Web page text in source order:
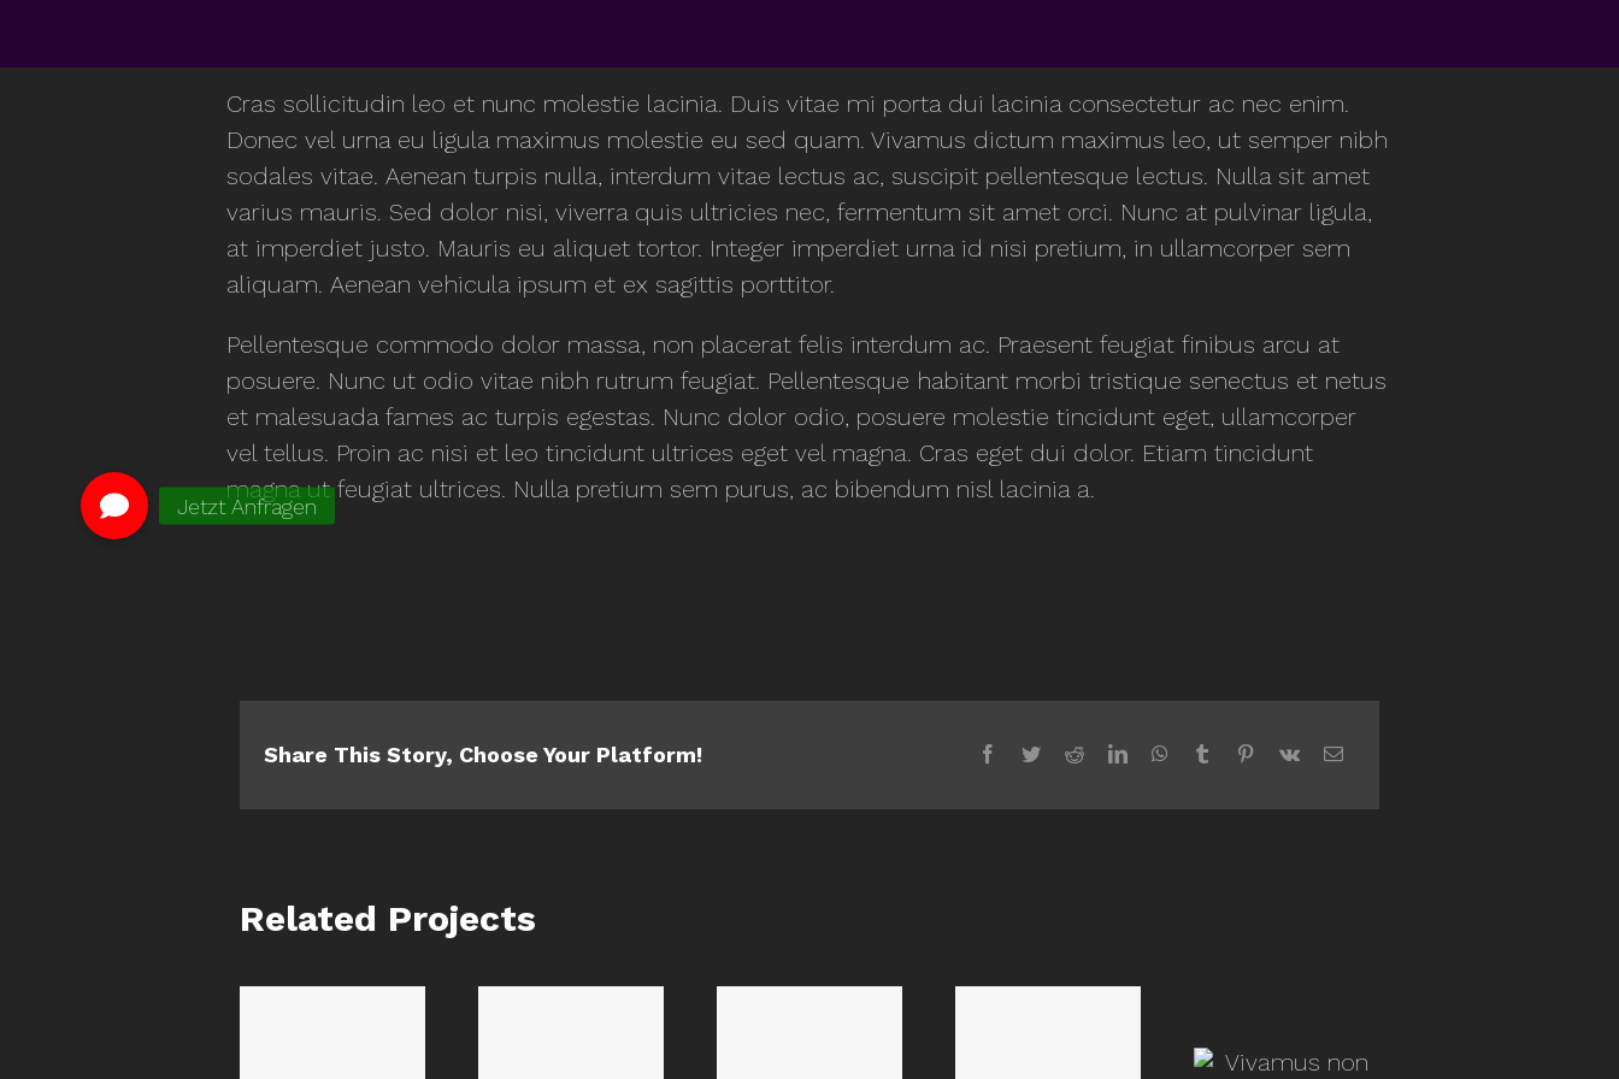
Cras sollicitudin leo et nunc molestie lacinia. Duis vitae mi porta dui lacinia consectetur ac nec enim.
Donec vel urna eu ligula maximus molestie eu sed quam. Vivamus dictum maximus leo, ut semper nibh
sodales vitae. Aenean turpis nulla, interdum vitae lectus ac, suscipit pellentesque lectus. Nulla sit amet
varius mauris. Sed dolor nisi, viverra quis ultricies nec, fermentum sit amet orci. Nunc at pulvinar ligula,
at imperdiet justo. Mauris eu aliquet tortor. Integer imperdiet urna id nisi pretium, in ullamcorper sem
aliquam. Aenean vehicula ipsum et ex sagittis porttitor.
Pellentesque commodo dolor massa, non placerat felis interdum ac. Praesent feugiat finibus arcu at
posuere. Nunc ut odio vitae nibh rutrum feugiat. Pellentesque habitant morbi tristique senectus et netus
et malesuada fames ac turpis egestas. Nunc dolor odio, posuere molestie tincidunt eget, ullamcorper
vel tellus. Proin ac nisi et leo tincidunt ultrices eget vel magna. Cras eget dui dolor. Etiam tincidunt
magna ut feugiat ultrices. Nulla pretium sem purus, ac bibendum nisl lacinia a.
Share This Story, Choose Your Platform!
Related Projects